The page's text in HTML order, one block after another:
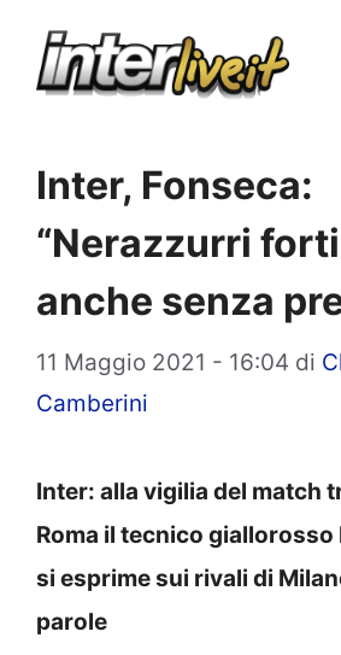
Inter, Fonseca:
“Nerazzurri
anche senza
11 Maggio 2021 - 16:04 di
Camberini
Inter: alla vigilia del match
Roma il tecnico giallorosso
si esprime sui rivali di
parole